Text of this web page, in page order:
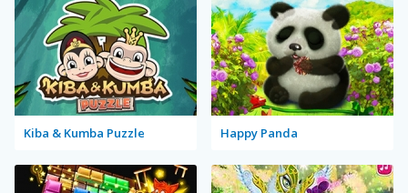
Kiba & Kumba Puzzle Happy Panda